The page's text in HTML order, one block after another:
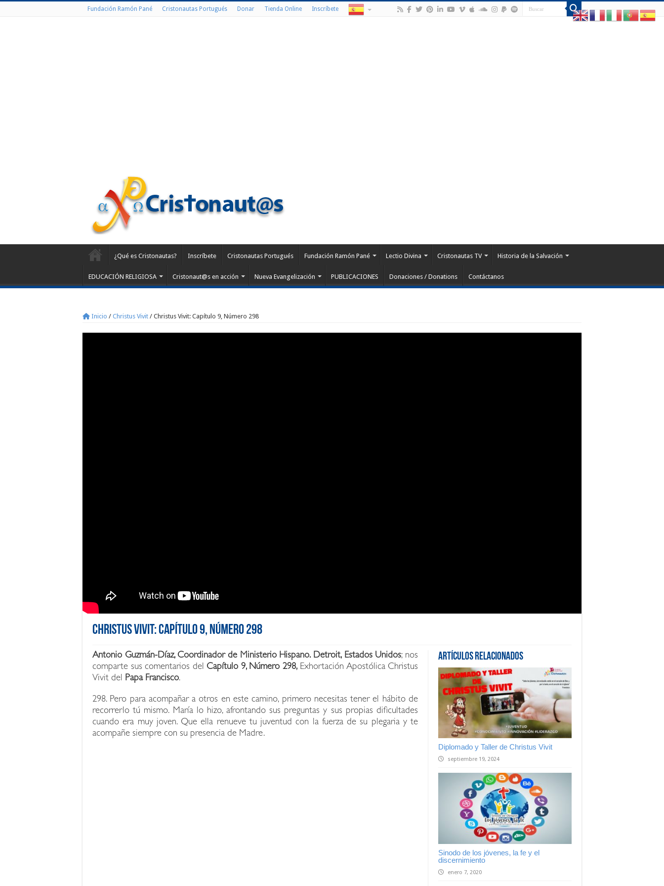
Fundación Ramón Pané Cristonautas Portugués Donar Tienda Online Inscríbete
¿Qué es Cristonautas? Inscríbete Cristonautas Portugués Fundación Ramón Pané Lectio Divina Cristonautas TV Historia de la Salvación
EDUCACIÓN RELIGIOSA Cristonaut@s en acción Nueva Evangelización PUBLICACIONES Donaciones / Donations Contáctanos
Inicio / Christus Vivit / Christus Vivit: Capítulo 9, Número 298
Christus Vivit: Capítulo 9, Número 298
Artículos Relacionados
Diplomado y Taller de Christus Vivit
septiembre 19, 2024
Sinodo de los jóvenes, la fe y el
discernimiento
enero 7, 2020
Antonio Guzmán-Díaz, Coordinador de Ministerio Hispano. Detroit, Estados Unidos; nos
comparte sus comentarios del Capítulo 9, Número 298,Exhortación Apostólica Christus
Vivit del Papa Francisco.
298. Pero para acompañar a otros en este camino, primero necesitas tener el hábito de
recorrerlo tú mismo. María lo hizo, afrontando sus preguntas y sus propias dificultades
cuando era muy joven. Que ella renueve tu juventud con la fuerza de su plegaria y te
acompañe siempre con su presencia de Madre.